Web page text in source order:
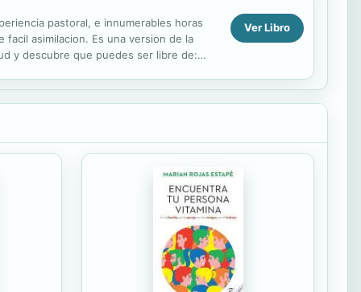
pastoral, e innumerables horas
asimilacion. Es una version de la
y descubre que puedes ser libre de:
Ver Libro